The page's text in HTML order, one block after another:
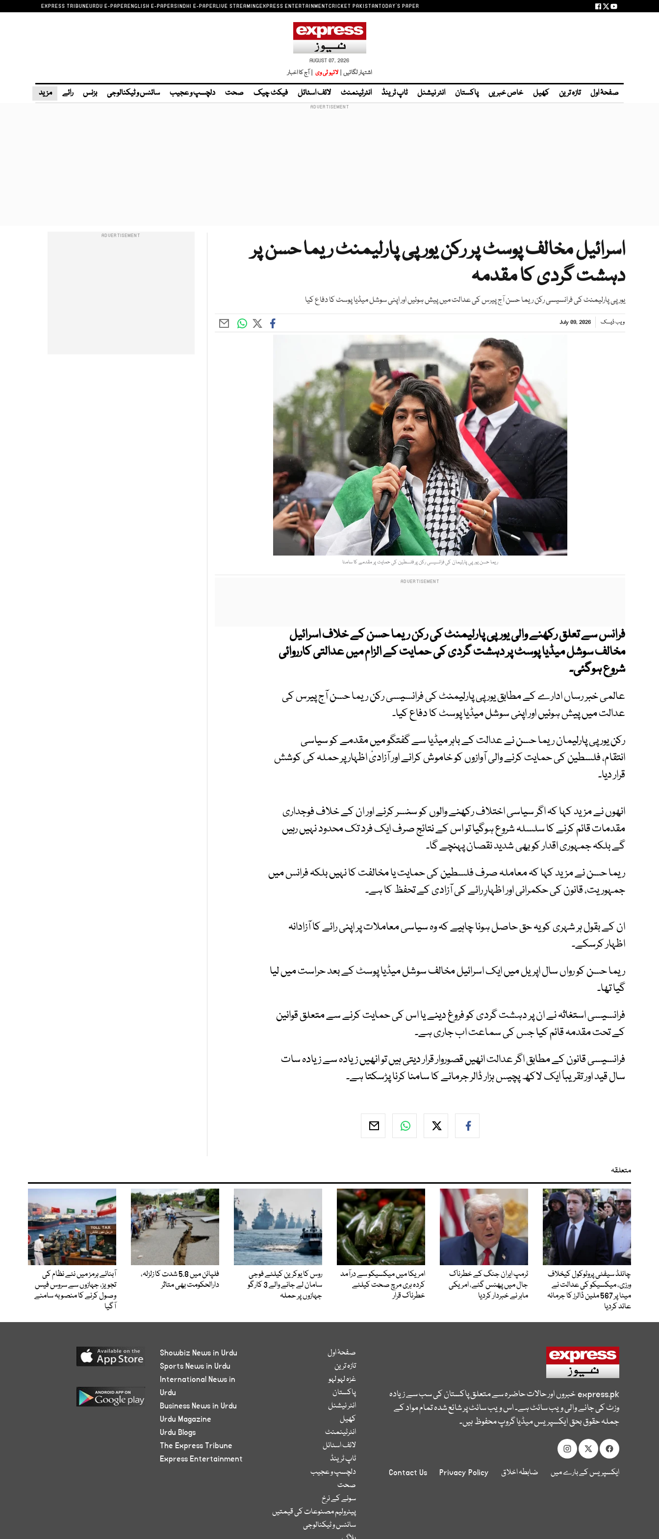
EXPRESS TRIBUNEURDU E-PAPERENGLISH E-PAPERSINDHI E-PAPERLIVE STREAMINGEXPRESS ENTERTAINMENTCRICKET PAKISTANTODAY'S PAPER
AUGUST 07, 2026
اشتہار لگائیں | لائیو ٹی وی | آج کا اخبار
صفحۂ اول تازہ ترین کھیل خاص خبریں پاکستان انٹر نیشنل ٹاپ ٹرینڈ انٹرٹینمنٹ لائف اسٹائل فیکٹ چیک صحت دلچسپ و عجیب سائنس و ٹیکنالوجی بزنس رائے مزید
اسرائیل مخالف پوسٹ پر رکن یورپی پارلیمنٹ ریما حسن پر
دہشت گردی کا مقدمہ
یورپی پارلیمنٹ کی فرانسیسی رکن ریما حسن آج پیرس کی عدالت میں پیش ہوئیں اور اپنی سوشل میڈیا پوسٹ کا دفاع کیا
ویب ڈیسک July 09, 2026
ریما حسن یورپی پارلیمان کی فرانسیسی رکن پر فلسطین کی حمایت پر مقدمے کا سامنا
فرانس سے تعلق رکھنے والی یورپی پارلیمنٹ کی رکن ریما حسن کے خلاف اسرائیل
مخالف سوشل میڈیا پوسٹ پر دہشت گردی کی حمایت کے الزام میں عدالتی کارروائی
شروع ہوگئی۔
عالمی خبر رساں ادارے کے مطابق یورپی پارلیمنٹ کی فرانسیسی رکن ریما حسن آج پیرس کی
عدالت میں پیش ہوئیں اور اپنی سوشل میڈیا پوسٹ کا دفاع کیا۔
رکن یورپی پارلیمان ریما حسن نے عدالت کے باہر میڈیا سے گفتگو میں مقدمے کو سیاسی
انتقام، فلسطین کی حمایت کرنے والی آوازوں کو خاموش کرانے اور آزادیٔ اظہار پر حملہ کی کوشش
قرار دیا۔
انھوں نے مزید کہا کہ اگر سیاسی اختلاف رکھنے والوں کو سنسر کرنے اور ان کے خلاف فوجداری
مقدمات قائم کرنے کا سلسلہ شروع ہوگیا تو اس کے نتائج صرف ایک فرد تک محدود نہیں رہیں
گے بلکہ جمہوری اقدار کو بھی شدید نقصان پہنچے گا۔
ریما حسن نے مزید کہا کہ معاملہ صرف فلسطین کی حمایت یا مخالفت کا نہیں بلکہ فرانس میں
جمہوریت، قانون کی حکمرانی اور اظہارِ رائے کی آزادی کے تحفظ کا ہے۔
ان کے بقول ہر شہری کو یہ حق حاصل ہونا چاہیے کہ وہ سیاسی معاملات پر اپنی رائے کا آزادانہ
اظہار کرسکے۔
ریما حسن کو رواں سال اپریل میں ایک اسرائیل مخالف سوشل میڈیا پوسٹ کے بعد حراست میں لیا
گیا تھا۔
فرانسیسی استغاثہ نے ان پر دہشت گردی کو فروغ دینے یا اس کی حمایت کرنے سے متعلق قوانین
کے تحت مقدمہ قائم کیا جس کی سماعت اب جاری ہے۔
فرانسیسی قانون کے مطابق اگر عدالت انھیں قصوروار قرار دیتی ہیں تو انھیں زیادہ سے زیادہ سات
سال قید اور تقریباً ایک لاکھ پچیس ہزار ڈالر جرمانے کا سامنا کرنا پڑسکتا ہے۔
متعلقہ
چائلڈ سیفٹی پروٹوکول کیخلاف
ورزی، میکسیکو کی عدالت نے
میٹا پر 567 ملین ڈالرز کا جرمانہ
عائد کردیا
ٹرمپ ایران جنگ کے خطرناک
جال میں پھنس گئے، امریکی
ماہر نے خبردار کردیا
امریکا میں میکسیکو سے درآمد
کردہ ہری مرچ صحت کیلئے
خطرناک قرار
روس کا یوکرین کیلئے فوجی
سامان لے جانے والے 3 کارگو
جہازوں پر حملہ
فلپائن میں 5.8 شدت کا زلزلہ،
دارالحکومت بھی متاثر
آبنائے ہرمز میں نئے نظام کی
تجویز، جہازوں سے سروس فیس
وصول کرنے کا منصوبہ سامنے
آگیا
express.pkخبروں اور حالات حاضرہ سے متعلق پاکستان کی سب سے زیادہ
وزٹ کی جانے والی ویب سائٹ ہے۔ اس ویب سائٹ پر شائع شدہ تمام مواد کے
جملہ حقوق بحق ایکسپریس میڈیا گروپ محفوظ ہیں۔
ایکسپریس کے بارے میں ضابطہ اخلاق Privacy Policy
Contact Us
صفحۂ اول
تازہ ترین
غزہ لہو لہو
پاکستان
انٹر نیشنل
کھیل
انٹرٹینمنٹ
لائف اسٹائل
ٹاپ ٹرینڈ
دلچسپ و عجیب
صحت
سونے کے نرخ
پیٹرولیم مصنوعات کی قیمتیں
سائنس و ٹیکنالوجی
Showbiz News in Urdu
Sports News in Urdu
International News in
Urdu
Business News in Urdu
Urdu Magazine
Urdu Blogs
The Express Tribune
Express Entertainment